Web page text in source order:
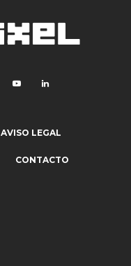
AVISO LEGAL
CONTACTO